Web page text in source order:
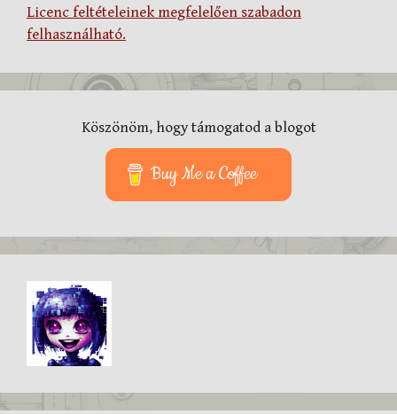
Licenc feltételeinek megfelelően szabadon
felhasználható.
Köszönöm, hogy támogatod a blogot
Buy Me a Coffee